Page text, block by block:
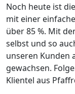
Noch heute ist
mit einer
über 85 %. Mit
selbst und so
unseren Kunden
gewachsen.
Klientel aus